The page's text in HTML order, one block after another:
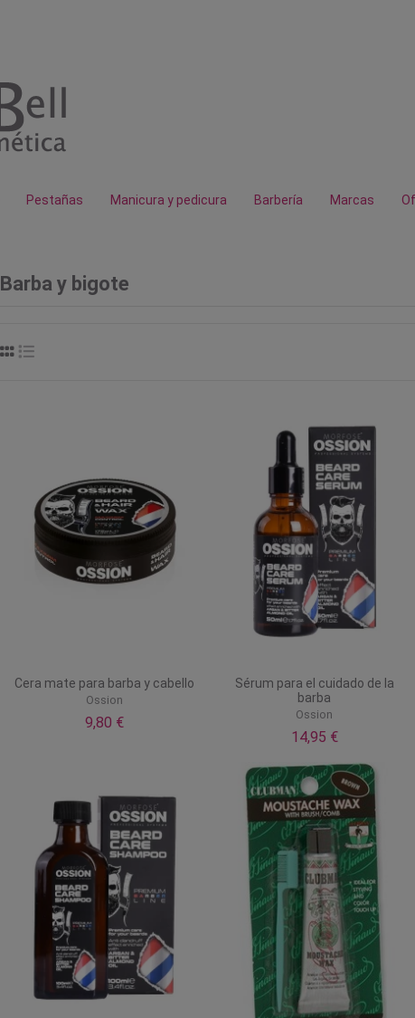
Pestañas Manicura y pedicura Barbería Marcas
Barba y bigote
Cera mate para barba y cabello
Ossion
9,80 €
Sérum para el cuidado de la
barba
Ossion
14,95 €